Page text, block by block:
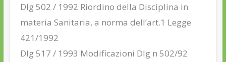
Dlg 502 / 1992 Riordino della Disciplina in
materia Sanitaria, a norma dell’art.1 Legge
421/1992
Dlg 517 / 1993 Modificazioni Dlg n 502/92